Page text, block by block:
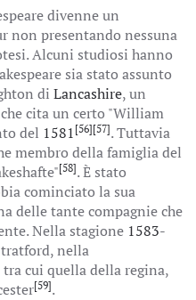
divenne un
non presentando nessuna
Alcuni studiosi hanno
sia stato assunto
di Lancashire, un
cita un certo "William
del 1581 [56][57]. Tuttavia
membro della famiglia del
[58]. È stato
cominciato la sua
delle tante compagnie che
Nella stagione 1583-
nella
cui quella della regina,
[59].